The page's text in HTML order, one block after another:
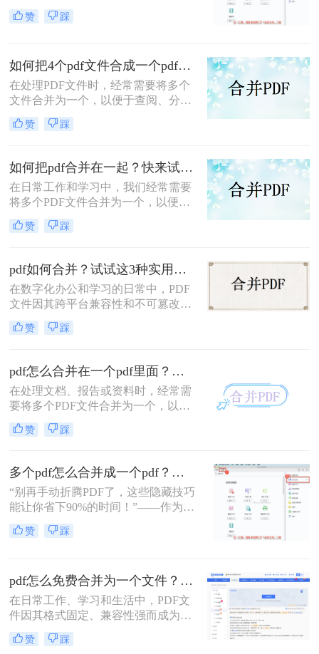
白’标签、提升个人效率的隐形核心竞
争力。”——小编“领导刚把项目合同
急的！”这样的场景，你是否熟悉？
赞 踩
如何把4个pdf文件合成一个pdf？这3种合成方法请务必学会！
在处理PDF文件时，经常需要将多个
文件合并为一个，以便于查阅、分享
或存储。那么如何把4个pdf文件合成
一个pdf呢？本文将介绍三种将4个
赞 踩
如何把pdf合并在一起？快来试试这3种合并方法！
在日常工作和学习中，我们经常需要
将多个PDF文件合并为一个，以便于
查阅和分享。那么如何把pdf合并在一
起呢？本文将介绍三种常用的PDF合
赞 踩
pdf如何合并？试试这3种实用合并方法！
在数字化办公和学习的日常中，PDF
文件因其跨平台兼容性和不可篡改性
而广受欢迎。然而，当需要处理多个
PDF文件时，将它们合并成一个文件
并呢？本文将介绍三种合并PDF文件
的方法。
赞 踩
pdf怎么合并在一个pdf里面？这二种合并方法了解下！
在处理文档、报告或资料时，经常需
要将多个PDF文件合并为一个，以便
于查阅和管理。那么pdf怎么合并在一
个pdf里面呢？本文将介绍两种将多个
赞 踩
多个pdf怎么合并成一个pdf？小编亲测高效方法大公开！
“别再手动折腾PDF了，这些隐藏技巧
能让你省下90%的时间！”——作为从
事电脑办公软件测评多年的博主，小
编经常收到读者关于PDF合并的求
方法，帮你解决操作繁琐、安全隐忧
等核心困扰。那么多个pdf怎么合并成
一个pdf呢？本文基于真实测试和数
用技能。
赞 踩
pdf怎么免费合并为一个文件？五种免费合并方法详解！
在日常工作、学习和生活中，PDF文
件因其格式固定、兼容性强而成为文
档交换的主流格式。然而，我们经常
遇到需要将多个PDF文件合并为一个
赞 踩